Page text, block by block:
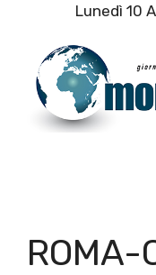
contenuto
Lunedì 10
ROMA-